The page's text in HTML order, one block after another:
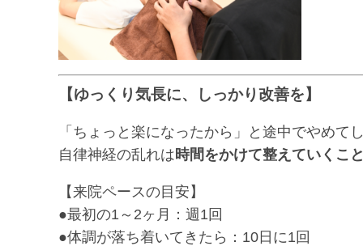
【ゆっくり気長に、しっかり改善を】
「ちょっと楽になったから」と途中でやめて
自律神経の乱れは 時間をかけて整えていくこ
【来院ペースの目安】
●最初の1～2ヶ月：週1回
●体調が落ち着いてきたら：10日に1回